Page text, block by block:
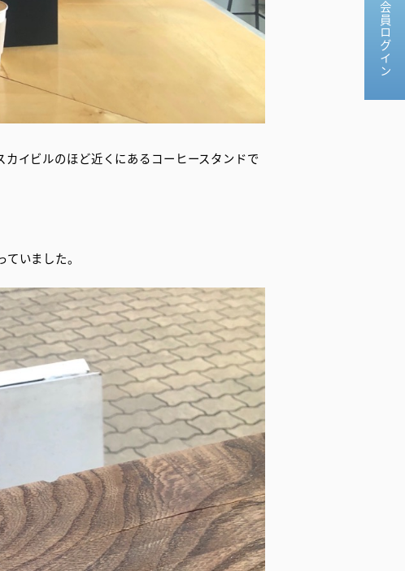
会員ログイン
カイビルのほど近くにあるコーヒースタンドで
いました。